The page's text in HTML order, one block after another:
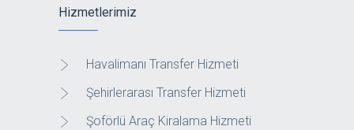
Hizmetlerimiz
Havalimanı Transfer Hizmeti
Şehirlerarası Transfer Hizmeti
Şoförlü Araç Kiralama Hizmeti